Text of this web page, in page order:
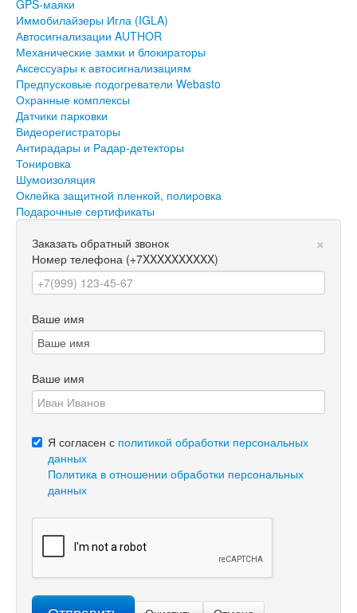
GPS-маяки
Иммобилайзеры Игла (IGLA)
Автосигнализации AUTHOR
Механические замки и блокираторы
Аксессуары к автосигнализациям
Предпусковые подогреватели Webasto
Охранные комплексы
Датчики парковки
Видеорегистраторы
Антирадары и Радар-детекторы
Тонировка
Шумоизоляция
Оклейка защитной пленкой, полировка
Подарочные сертификаты
×
Заказать обратный звонок
Номер телефона (+7XXXXXXXXXX)
Ваше имя
Ваше имя
Я согласен с политикой обработки персональных
данных
Политика в отношении обработки персональных
данных